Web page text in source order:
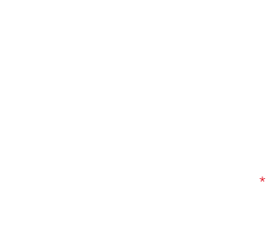
*